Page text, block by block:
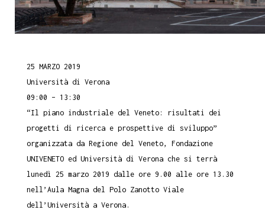
25 MARZO 2019
Università di Verona
09:00 – 13:30
“Il piano industriale del Veneto: risultati dei
progetti di ricerca e prospettive di sviluppo”
organizzata da Regione del Veneto, Fondazione
UNIVENETO ed Università di Verona che si terrà
lunedì 25 marzo 2019 dalle ore 9.00 alle ore 13.30
nell’Aula Magna del Polo Zanotto Viale
dell’Università a Verona.